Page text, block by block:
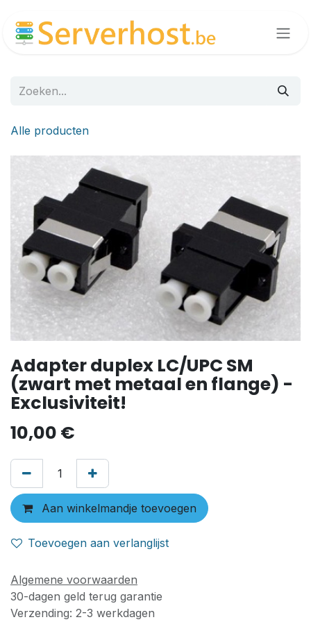
Alle producten
Adapter duplex LC/UPC SM
(zwart met metaal en flange) -
Exclusiviteit!
10,00 €
Aan winkelmandje toevoegen
Toevoegen aan verlanglijst
Algemene voorwaarden
30-dagen geld terug garantie
Verzending: 2-3 werkdagen